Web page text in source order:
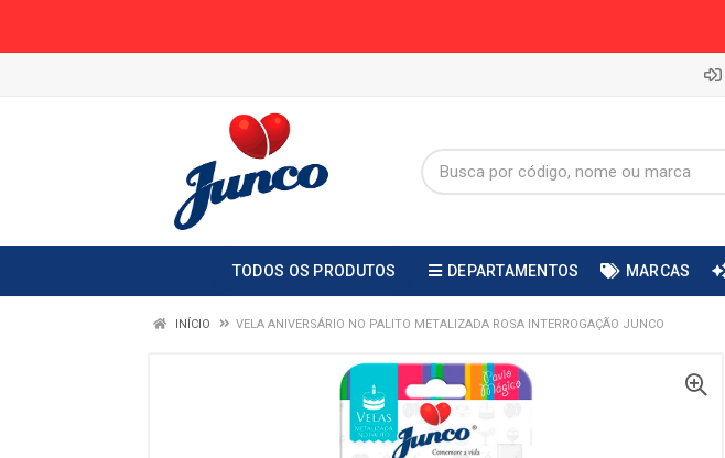
TODOS OS PRODUTOS DEPARTAMENTOS MARCAS
INÍCIO VELA ANIVERSÁRIO NO PALITO METALIZADA ROSA INTERROGAÇÃO JUNCO